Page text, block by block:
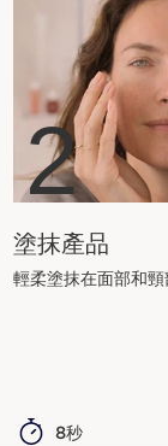
2
塗抹產品
輕柔塗抹在面部和頸
8秒